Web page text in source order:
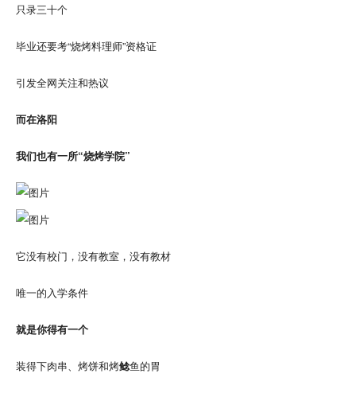
只录三十个
毕业还要考“烧烤料理师”资格证
引发全网关注和热议
而在洛阳
我们也有一所“烧烤学院”
它没有校门，没有教室，没有教材
唯一的入学条件
就是你得有一个
装得下肉串、烤饼和烤鲶鱼的胃